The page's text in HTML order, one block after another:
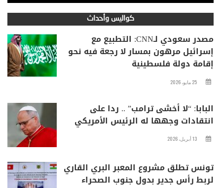
كواليس وأحداث
مصدر سعودي لـCNN: التطبيع مع
إسرائيل مرهون بمسار لا رجعة فيه نحو
إقامة دولة فلسطينية
25 مايو، 2026
البابا: “لا أخشى ترامب” .. ردا على
انتقادات وجهها له الرئيس الأمريكي
13 أبريل، 2026
تونس تطلق مشروع المعبر البري القاري
لربط رأس جدير بدول جنوب الصحراء